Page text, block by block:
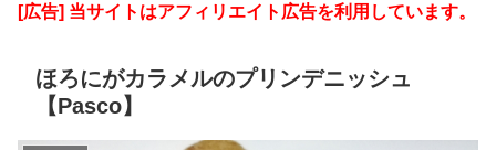
[広告] 当サイトはアフィリエイト広告を利用しています。
ほろにがカラメルのプリンデニッシュ
【Pasco】